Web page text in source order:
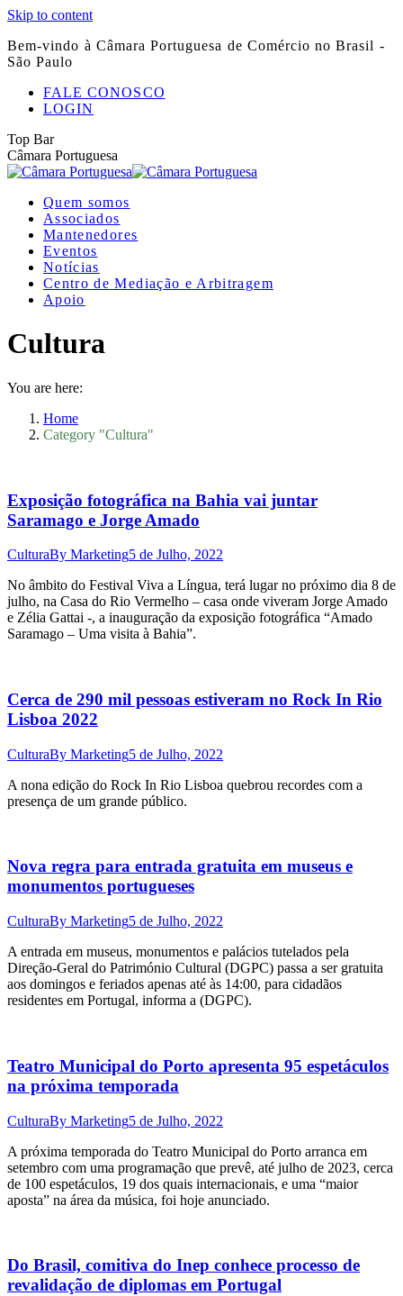
Skip to content
Bem-vindo à Câmara Portuguesa de Comércio no Brasil -
São Paulo
FALE CONOSCO
LOGIN
Top Bar
Câmara Portuguesa
Quem somos
Associados
Mantenedores
Eventos
Notícias
Centro de Mediação e Arbitragem
Apoio
Cultura
You are here:
Home
Category "Cultura"
Exposição fotográfica na Bahia vai juntar
Saramago e Jorge Amado
CulturaBy Marketing5 de Julho, 2022
No âmbito do Festival Viva a Língua, terá lugar no próximo dia 8 de
julho, na Casa do Rio Vermelho – casa onde viveram Jorge Amado
e Zélia Gattai -, a inauguração da exposição fotográfica “Amado
Saramago – Uma visita à Bahia”.
Cerca de 290 mil pessoas estiveram no Rock In Rio
Lisboa 2022
CulturaBy Marketing5 de Julho, 2022
A nona edição do Rock In Rio Lisboa quebrou recordes com a
presença de um grande público.
Nova regra para entrada gratuita em museus e
monumentos portugueses
CulturaBy Marketing5 de Julho, 2022
A entrada em museus, monumentos e palácios tutelados pela
Direção-Geral do Património Cultural (DGPC) passa a ser gratuita
aos domingos e feriados apenas até às 14:00, para cidadãos
residentes em Portugal, informa a (DGPC).
Teatro Municipal do Porto apresenta 95 espetáculos
na próxima temporada
CulturaBy Marketing5 de Julho, 2022
A próxima temporada do Teatro Municipal do Porto arranca em
setembro com uma programação que prevê, até julho de 2023, cerca
de 100 espetáculos, 19 dos quais internacionais, e uma “maior
aposta” na área da música, foi hoje anunciado.
Do Brasil, comitiva do Inep conhece processo de
revalidação de diplomas em Portugal